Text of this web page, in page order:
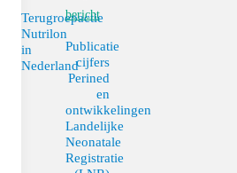
Terugroepactie
Nutrilon
in
Nederland
bericht
Publicatie
cijfers
Perined
en
ontwikkelingen
Landelijke
Neonatale
Registratie